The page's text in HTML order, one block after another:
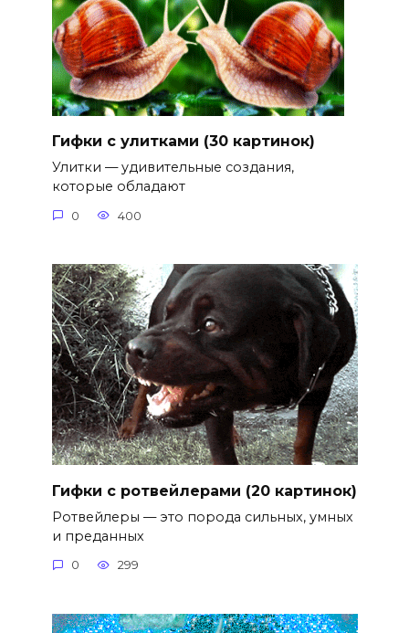
Гифки с улитками (30 картинок)
Улитки — удивительные создания,
которые обладают
0 400
Гифки с ротвейлерами (20 картинок)
Ротвейлеры — это порода сильных, умных
и преданных
0 299